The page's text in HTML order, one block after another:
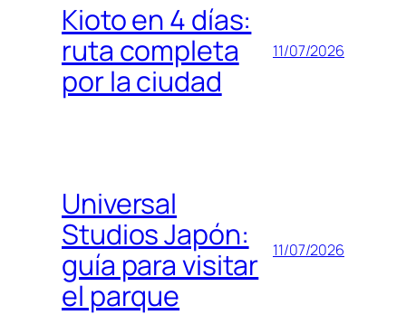
Kioto en 4 días:
ruta completa
por la ciudad
11/07/2026
Universal
Studios Japón:
guía para visitar
el parque
11/07/2026